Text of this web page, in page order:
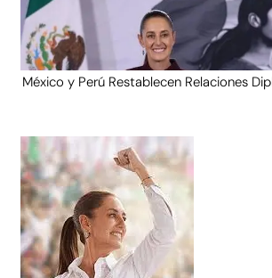
México y Perú Restablecen Relaciones